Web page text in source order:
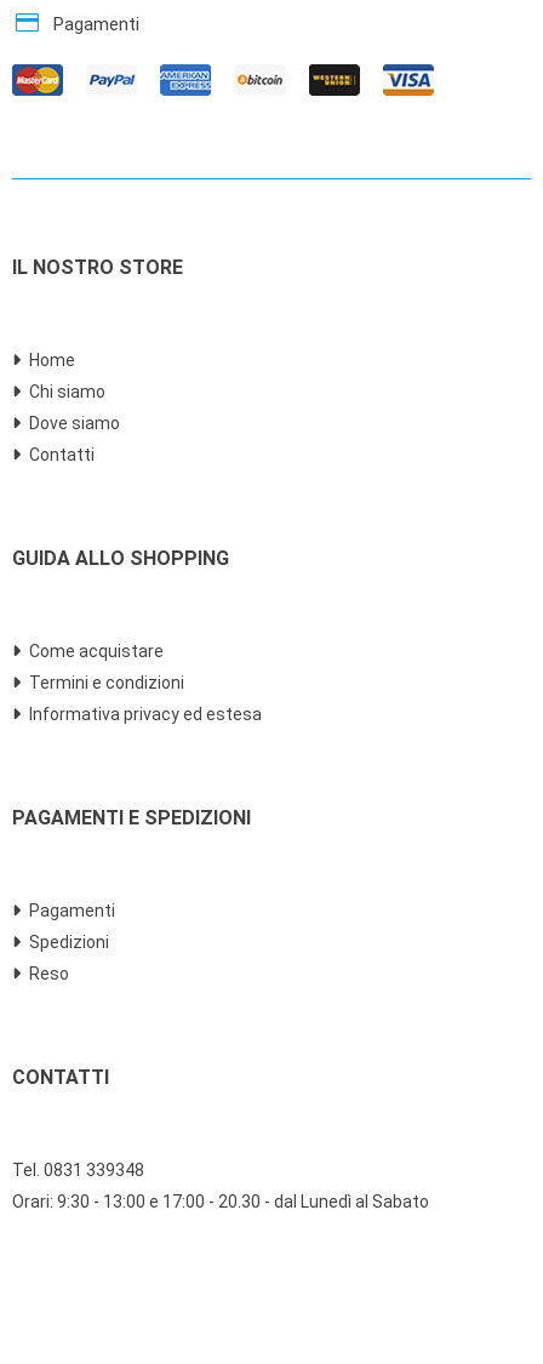
credit_card Pagamenti
IL NOSTRO STORE
Home
Chi siamo
Dove siamo
Contatti
GUIDA ALLO SHOPPING
Come acquistare
Termini e condizioni
Informativa privacy ed estesa
PAGAMENTI E SPEDIZIONI
Pagamenti
Spedizioni
Reso
CONTATTI
Tel. 0831 339348
Orari: 9:30 - 13:00 e 17:00 - 20.30 - dal Lunedì al Sabato